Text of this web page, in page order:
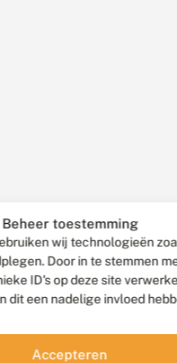
Beheer toestemming
wij technologieën
Door in te stemmen
ID's op deze site
een nadelige invloed
Accepteren